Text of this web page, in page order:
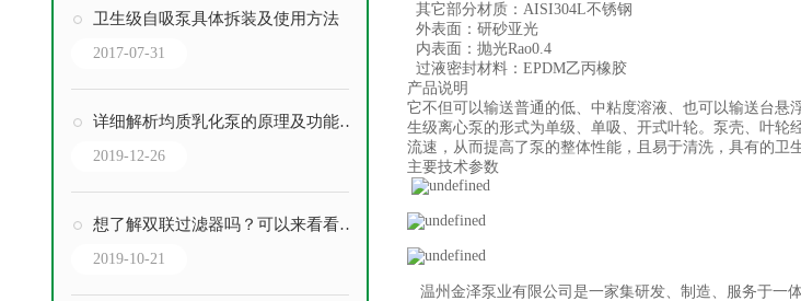
卫生级自吸泵具体拆装及使用方法
2017-07-31
详细解析均质乳化泵的原理及功能特性
2019-12-26
想了解双联过滤器吗？可以来看看这些资料
2019-10-21
其它部分材质：AISI304L不锈钢
外表面：研砂亚光
内表面：抛光Rao0.4
过液密封材料：EPDM乙丙橡胶
产品说明
它不但可以输送普通的低、中粘度溶液、也可以输送台
生级离心泵的形式为单级、单吸、开式叶轮。泵壳、叶
流速，从而提高了泵的整体性能，且易于清洗，具有的卫
主要技术参数
温州金泽泵业有限公司是一家集研发、制造、服务于一